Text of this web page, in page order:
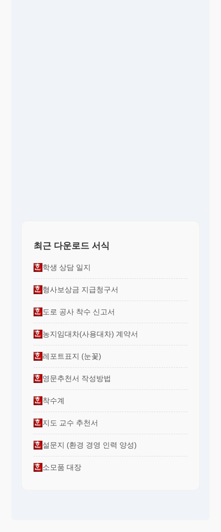
최근 다운로드 서식
학생 상담 일지
형사보상금 지급청구서
도로 공사 착수 신고서
농지임대차(사용대차) 계약서
레포트표지 (눈꽃)
영문추천서 작성방법
착수계
지도 교수 추천서
설문지 (환경 경영 인력 양성)
소모품 대장